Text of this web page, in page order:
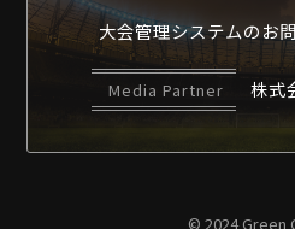
大会管理システムのお
Media Partner 株式
© 2024 Green